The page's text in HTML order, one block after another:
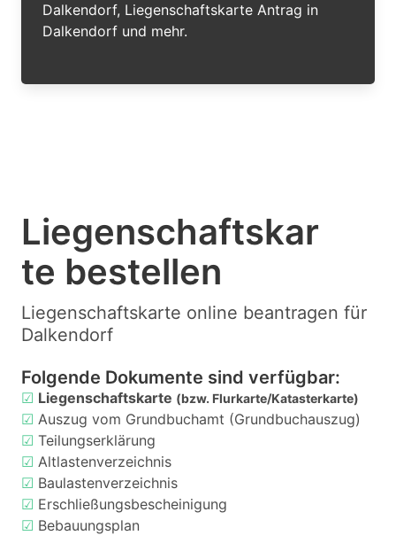
Dalkendorf, Liegenschaftskarte Antrag in
Dalkendorf und mehr.
Liegenschaftskar
te bestellen
Liegenschaftskarte online beantragen für
Dalkendorf
Folgende Dokumente sind verfügbar:
☑ Liegenschaftskarte (bzw. Flurkarte/Katasterkarte)
☑ Auszug vom Grundbuchamt (Grundbuchauszug)
☑ Teilungserklärung
☑ Altlastenverzeichnis
☑ Baulastenverzeichnis
☑ Erschließungsbescheinigung
☑ Bebauungsplan